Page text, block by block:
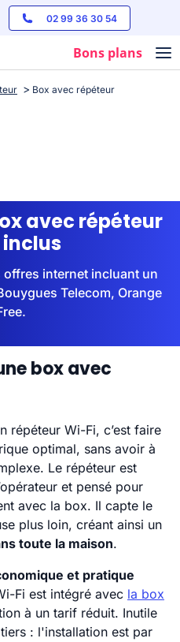
02 99 36 30 54
Bons plans
Box avec répéteur
avec répéteur
internet incluant un
Telecom, Orange
box avec
répéteur Wi-Fi, c’est faire
optimal, sans avoir à
Le répéteur est
et pensé pour
avec la box. Il capte le
plus loin, créant ainsi un
toute la maison.
et pratique
Fi est intégré avec la box
à un tarif réduit. Inutile
: l'installation est par